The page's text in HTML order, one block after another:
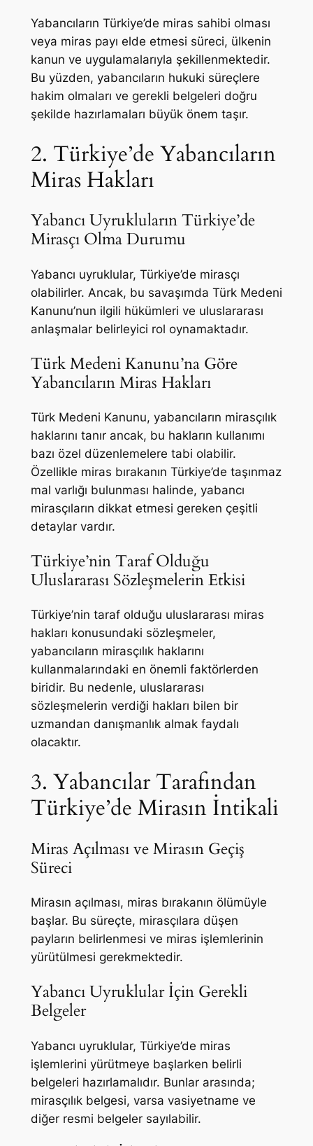
Yabancıların Türkiye’de miras sahibi olması
veya miras payı elde etmesi süreci, ülkenin
kanun ve uygulamalarıyla şekillenmektedir.
Bu yüzden, yabancıların hukuki süreçlere
hakim olmaları ve gerekli belgeleri doğru
şekilde hazırlamaları büyük önem taşır.
2. Türkiye’de Yabancıların
Miras Hakları
Yabancı Uyrukluların Türkiye’de
Mirasçı Olma Durumu
Yabancı uyruklular, Türkiye’de mirasçı
olabilirler. Ancak, bu savaşımda Türk Medeni
Kanunu’nun ilgili hükümleri ve uluslararası
anlaşmalar belirleyici rol oynamaktadır.
Türk Medeni Kanunu’na Göre
Yabancıların Miras Hakları
Türk Medeni Kanunu, yabancıların mirasçılık
haklarını tanır ancak, bu hakların kullanımı
bazı özel düzenlemelere tabi olabilir.
Özellikle miras bırakanın Türkiye’de taşınmaz
mal varlığı bulunması halinde, yabancı
mirasçıların dikkat etmesi gereken çeşitli
detaylar vardır.
Türkiye’nin Taraf Olduğu
Uluslararası Sözleşmelerin Etkisi
Türkiye’nin taraf olduğu uluslararası miras
hakları konusundaki sözleşmeler,
yabancıların mirasçılık haklarını
kullanmalarındaki en önemli faktörlerden
biridir. Bu nedenle, uluslararası
sözleşmelerin verdiği hakları bilen bir
uzmandan danışmanlık almak faydalı
olacaktır.
3. Yabancılar Tarafından
Türkiye’de Mirasın İntikali
Miras Açılması ve Mirasın Geçiş
Süreci
Mirasın açılması, miras bırakanın ölümüyle
başlar. Bu süreçte, mirasçılara düşen
payların belirlenmesi ve miras işlemlerinin
yürütülmesi gerekmektedir.
Yabancı Uyruklular İçin Gerekli
Belgeler
Yabancı uyruklular, Türkiye’de miras
işlemlerini yürütmeye başlarken belirli
belgeleri hazırlamalıdır. Bunlar arasında;
mirasçılık belgesi, varsa vasiyetname ve
diğer resmi belgeler sayılabilir.